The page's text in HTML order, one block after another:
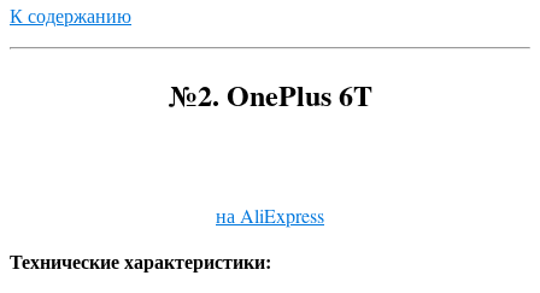
К содержанию
№2. OnePlus 6T
на AliExpress
Технические характеристики: